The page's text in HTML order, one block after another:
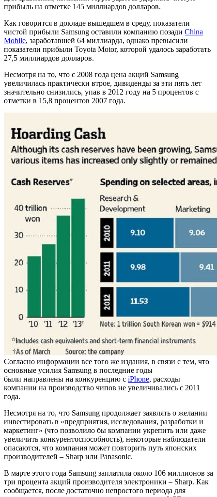
прибыль на отметке 145 миллиардов долларов.
Как говорится в докладе вышедшем в среду, показатели
чистой прибыли Samsung оставили компанию позади China
Mobile, заработавшей 64 миллиарда, однако превысили
показатели прибыли Toyota Motor, которой удалось заработать
27,5 миллиардов долларов.
Несмотря на то, что с 2008 года цена акций Samsung
увеличилась практически втрое, дивиденды за эти пять лет
значительно снизились, упав в 2012 году на 5 процентов с
отметки в 15,8 процентов 2007 года.
Согласно информации все того же издания, в связи с тем, что
основные усилия Samsung в последние годы
были направлены на конкуренцию с iPhone, расходы
компании на производство чипов не увеличивались с 2011
года.
Несмотря на то, что Samsung продолжает заявлять о желании
инвестировать в «предприятия, исследования, разработки и
маркетинг» (что позволило бы компании укрепить или даже
увеличить конкурентоспособность), некоторые наблюдатели
опасаются, что компания может повторить путь японских
производителей – Sharp или Panasonic.
В марте этого года Samsung заплатила около 106 миллионов за
три процента акций производителя электроники – Sharp. Как
сообщается, после достаточно непростого периода для